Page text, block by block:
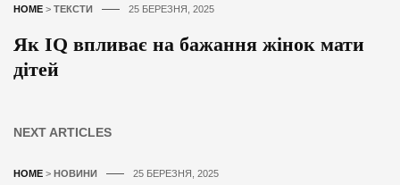
HOME > ТЕКСТИ 25 БЕРЕЗНЯ, 2025
Як IQ впливає на бажання жінок мати
дітей
NEXT ARTICLES
HOME > НОВИНИ 25 БЕРЕЗНЯ, 2025